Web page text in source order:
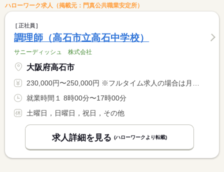
ハローワーク求人（掲載元：門真公共職業安定所）
正社員
調理師（高石市立高石中学校）
サニーディッシュ 株式会社
大阪府高石市
230,000円〜250,000円 ※フルタイム求人の場合は月額（換算額）、パート求人の場合は時間額を表示しています。
就業時間１ 8時00分〜17時00分
土曜日，日曜日，祝日，その他
求人詳細を見る (ハローワークより転載)